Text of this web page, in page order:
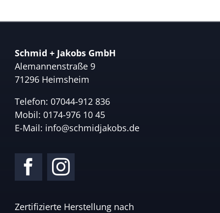
Schmid + Jakobs GmbH
Alemannenstraße 9
71296 Heimsheim
Telefon: 07044-912 836
Mobil: 0174-976 10 45
E-Mail: info@schmidjakobs.de
Zertifizierte Herstellung nach